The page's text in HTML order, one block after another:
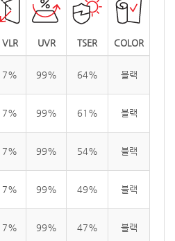
VLR UVR TSER COLOR
7% 99% 64% 블랙
7% 99% 61% 블랙
7% 99% 54% 블랙
7% 99% 49% 블랙
7% 99% 47% 블랙